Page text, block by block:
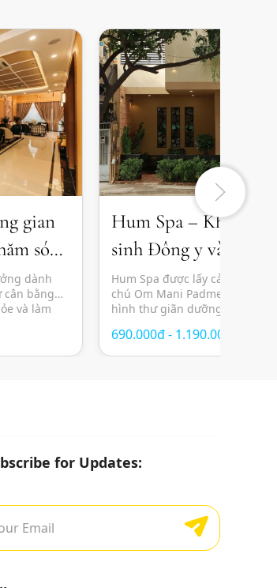
gian
sóc
dành
cân bằng
và làm
nhân
vụ từ
Hum Spa – Không
sinh Đông y và thư
tĩnh
Hum Spa được lấy cảm hứng
chú Om Mani Padme Hum,
hình thư giãn dưỡng sinh
– tâm – trí giữa nhịp sống
lực. Không chỉ đơn thuần là
690.000đ - 1.190.000đ
for Updates: